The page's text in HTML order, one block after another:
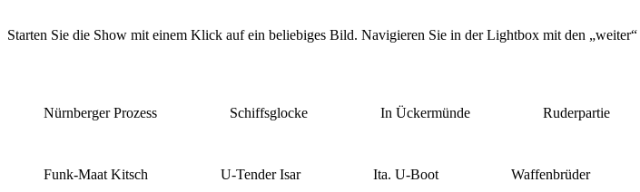
Starten Sie die Show mit einem Klick auf ein beliebiges Bild. Navigieren Sie in der Lightbox mit den weiter
Nürnberger Prozess Schiffsglocke In Ückermünde Ruderpartie
Funk-Maat Kitsch U-Tender Isar Ita. U-Boot Waffenbrüder